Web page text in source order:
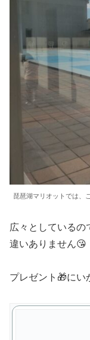
琵琶湖マリオットでは、
広々としているの
違いありません😘
プレゼント🎁にい